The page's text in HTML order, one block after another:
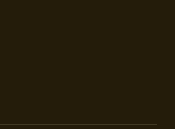
определить
рыбалки.
в себя